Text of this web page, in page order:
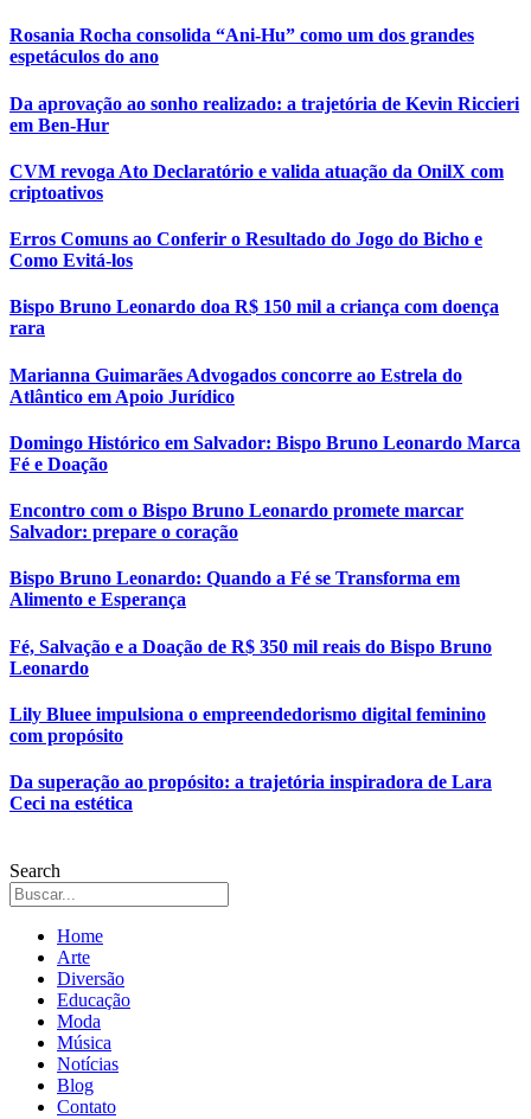
Rosania Rocha consolida “Ani-Hu” como um dos grandes
espetáculos do ano
Da aprovação ao sonho realizado: a trajetória de Kevin Riccieri
em Ben-Hur
CVM revoga Ato Declaratório e valida atuação da OnilX com
criptoativos
Erros Comuns ao Conferir o Resultado do Jogo do Bicho e
Como Evitá-los
Bispo Bruno Leonardo doa R$ 150 mil a criança com doença
rara
Marianna Guimarães Advogados concorre ao Estrela do
Atlântico em Apoio Jurídico
Domingo Histórico em Salvador: Bispo Bruno Leonardo Marca
Fé e Doação
Encontro com o Bispo Bruno Leonardo promete marcar
Salvador: prepare o coração
Bispo Bruno Leonardo: Quando a Fé se Transforma em
Alimento e Esperança
Fé, Salvação e a Doação de R$ 350 mil reais do Bispo Bruno
Leonardo
Lily Bluee impulsiona o empreendedorismo digital feminino
com propósito
Da superação ao propósito: a trajetória inspiradora de Lara
Ceci na estética
Search
Home
Arte
Diversão
Educação
Moda
Música
Notícias
Blog
Contato